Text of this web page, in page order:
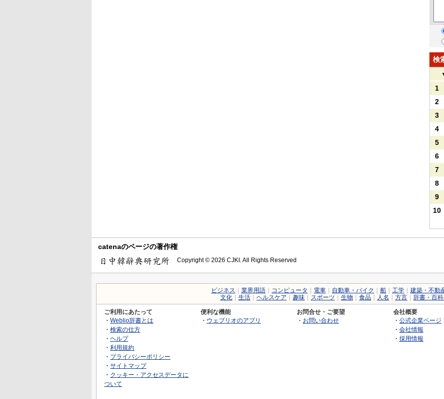
検
1
2
3
4
5
6
7
8
9
10
catenaのページの著作権
Copyright © 2026 CJKI. All Rights Reserved
ビジネス 業界用語 コンピュータ 電車 自動車・バイク 船 工学 建築・不動
文化
生活 ヘルスケア 趣味 スポーツ 生物 食品 人名 方言 辞書・百
ご利用にあたって
・ Weblio辞書とは
・ 検索の仕方
・ ヘルプ
・ 利用規約
・ プライバシーポリシー
・ サイトマップ
・ クッキー・アクセスデータに
ついて
便利な機能
・ ウェブリオのアプリ
お問合せ・ご要望
・ お問い合わせ
会社概要
・ 公式企業ページ
・ 会社情報
・ 採用情報